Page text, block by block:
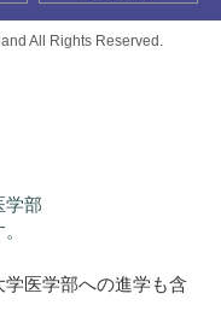
All Rights Reserved.
学部
医学部への進学も含